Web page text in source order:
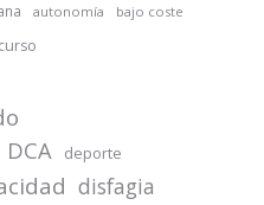
autonomía bajo coste
curso
DCA deporte
disfagia